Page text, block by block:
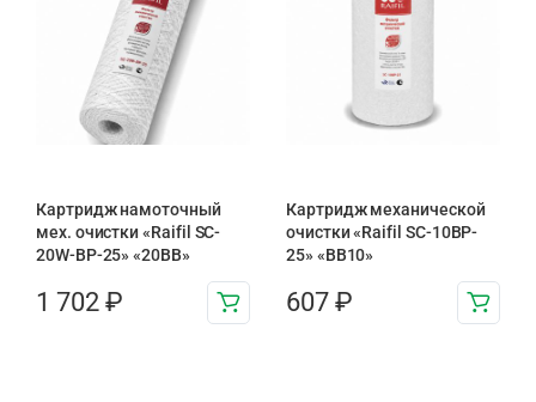
Картридж намоточный
мех. очистки «Raifil SC-
20W-BP-25» «20BB»
1 702 ₽
Картридж механической
очистки «Raifil SC-10BP-
25» «BB10»
607 ₽